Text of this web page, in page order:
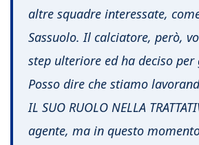
altre squadre interessate,
Sassuolo. Il calciatore, però,
step ulteriore ed ha deciso per
Posso dire che stiamo
IL SUO RUOLO NELLA
agente, ma in questo